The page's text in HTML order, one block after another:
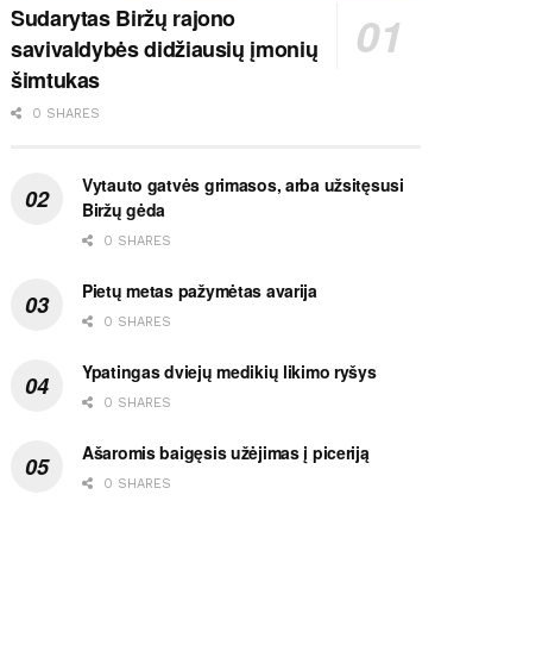
Sudarytas Biržų rajono
savivaldybės didžiausių įmonių
šimtukas
0 SHARES
Vytauto gatvės grimasos, arba užsitęsusi
Biržų gėda
0 SHARES
Pietų metas pažymėtas avarija
0 SHARES
Ypatingas dviejų medikių likimo ryšys
0 SHARES
Ašaromis baigęsis užėjimas į piceriją
0 SHARES